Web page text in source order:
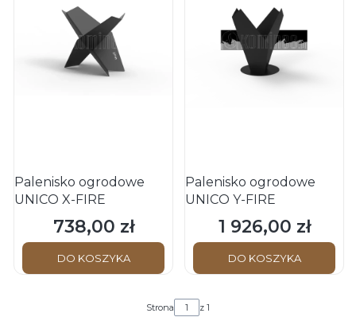
Palenisko ogrodowe
UNICO X-FIRE
Cena
738,00 zł
DO KOSZYKA
Palenisko ogrodowe
UNICO Y-FIRE
Cena
1 926,00 zł
DO KOSZYKA
Strona z 1